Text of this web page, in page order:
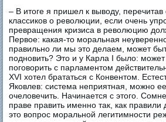
– В итоге я пришел к выводу, перечитав
классиков о революции, если очень
превращения кризиса в революцию
Первое: какая-то моральная
правильно ли мы это делаем, может
подновить? Это и у Карла I было:
поговорить с парламентом
XVI хотел брататься с Конвентом.
Яковлев: система неприятная, можно
очеловечить. Начинается с этого.
праве править именно так, как
это вопрос моральной легитимности